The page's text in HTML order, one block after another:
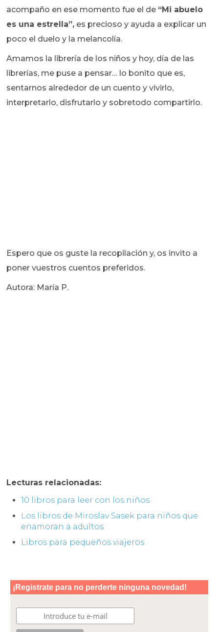
acompaño en ese momento fue el de “Mi abuelo
es una estrella”, es precioso y ayuda a explicar un
poco el duelo y la melancolía.
Amamos la librería de los niños y hoy, día de las
librerías, me puse a pensar… lo bonito que es,
sentarnos alrededor de un cuento y vivirlo,
interpretarlo, disfrutarlo y sobretodo compartirlo.
Espero que os guste la recopilación y, os invito a
poner vuestros cuentos preferidos.
Autora: María P.
Lecturas relacionadas:
10 libros para leer con los niños
Los libros de Miroslav Sasek para niños que
enamoran a adultos
Libros para pequeños viajeros